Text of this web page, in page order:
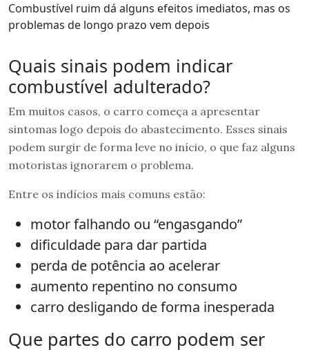
Combustível ruim dá alguns efeitos imediatos, mas os
problemas de longo prazo vem depois
Quais sinais podem indicar
combustível adulterado?
Em muitos casos, o carro começa a apresentar
sintomas logo depois do abastecimento. Esses sinais
podem surgir de forma leve no início, o que faz alguns
motoristas ignorarem o problema.
Entre os indícios mais comuns estão:
motor falhando ou “engasgando”
dificuldade para dar partida
perda de potência ao acelerar
aumento repentino no consumo
carro desligando de forma inesperada
Que partes do carro podem ser